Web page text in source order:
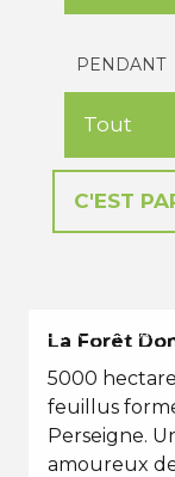
PENDANT
EN TOUTES
La Forêt
5000
feuillus
Perseigne.
amoureux